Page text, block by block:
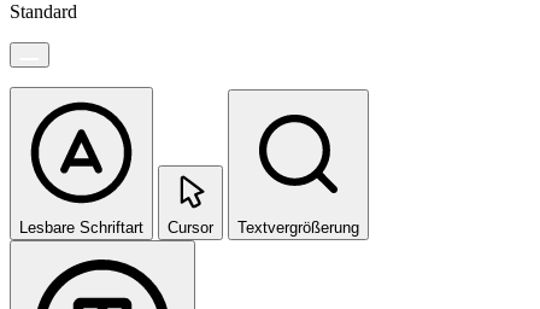
Standard
Lesbare Schriftart Cursor Textvergrößerung